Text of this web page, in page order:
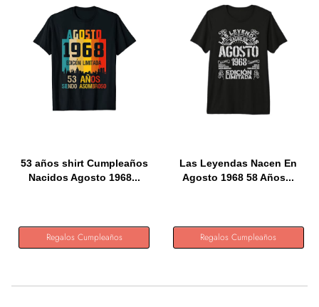
53 años shirt Cumpleaños
Nacidos Agosto 1968...
Regalos Cumpleaños
Las Leyendas Nacen En
Agosto 1968 58 Años...
Regalos Cumpleaños